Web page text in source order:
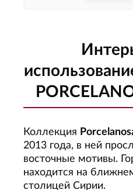
Коллекция
2013 года, в ней
восточные мотивы.
находится на
столицей Сирии.